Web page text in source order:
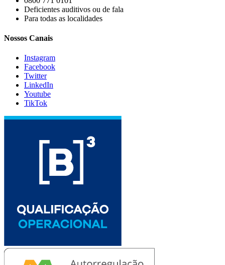
Deficientes auditivos ou de fala
Para todas as localidades
Nossos Canais
Instagram
Facebook
Twitter
LinkedIn
Youtube
TikTok